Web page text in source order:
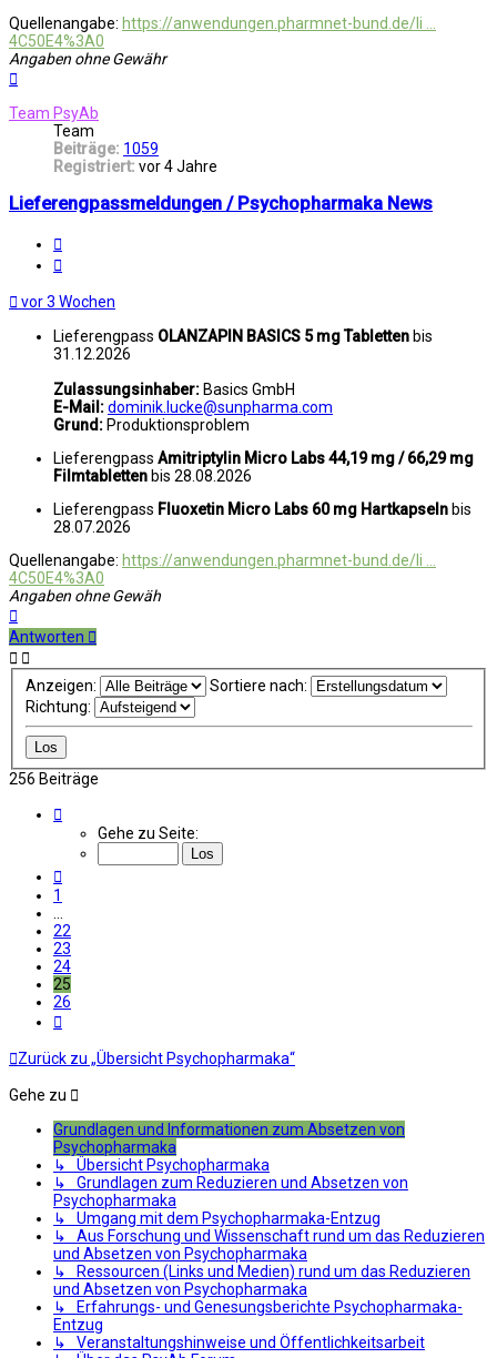
Quellenangabe: https://anwendungen.pharmnet-bund.de/li ...
4C50E4%3A0
Angaben ohne Gewähr
Team PsyAb
Team
Beiträge: 1059
Registriert: vor 4 Jahre
Lieferengpassmeldungen / Psychopharmaka News
vor 3 Wochen
Lieferengpass OLANZAPIN BASICS 5 mg Tabletten bis
31.12.2026
Zulassungsinhaber: Basics GmbH
E-Mail:dominik.lucke@sunpharma.com
Grund: Produktionsproblem
Lieferengpass Amitriptylin Micro Labs 44,19 mg / 66,29 mg
Filmtabletten bis 28.08.2026
Lieferengpass Fluoxetin Micro Labs 60 mg Hartkapseln bis
28.07.2026
Quellenangabe: https://anwendungen.pharmnet-bund.de/li ...
4C50E4%3A0
Angaben ohne Gewäh
oben
Antworten
Anzeigen:
Sortiere nach:
Richtung:
256 Beiträge
von
Gehe zu Seite:
1
…
22
23
24
25
26
Zurück zu „Übersicht Psychopharmaka“
Gehe zu
Grundlagen und Informationen zum Absetzen von
Psychopharmaka
↳ Übersicht Psychopharmaka
↳ Grundlagen zum Reduzieren und Absetzen von
Psychopharmaka
↳ Umgang mit dem Psychopharmaka-Entzug
↳ Aus Forschung und Wissenschaft rund um das Reduzieren
und Absetzen von Psychopharmaka
↳ Ressourcen (Links und Medien) rund um das Reduzieren
und Absetzen von Psychopharmaka
↳ Erfahrungs- und Genesungsberichte Psychopharmaka-
Entzug
↳ Veranstaltungshinweise und Öffentlichkeitsarbeit